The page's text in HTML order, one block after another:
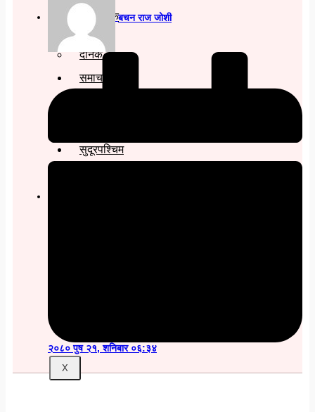
साप्ताहिक
मासिक
बार्षिक
दैनिक
समाचार
सुदूरपश्चिम
X
बचन राज जोशी
२०८० पुष २१, शनिबार ०६:३४